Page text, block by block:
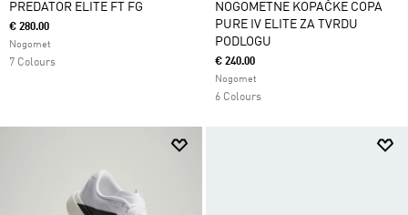
PREDATOR ELITE FT FG
€ 280.00
Nogomet
7 Colours
NOGOMETNE KOPAČKE COPA
PURE IV ELITE ZA TVRDU
PODLOGU
€ 240.00
Nogomet
6 Colours